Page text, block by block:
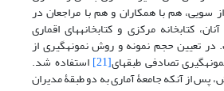
سویی، هم با همکاران و هم با مراجعان در
کتابخانه مرکزی و کتابخانه­های اقماری
تعیین حجم نمونه و روش نمونه­گیری از
تصادفی طبقه­ای[21] استفاده شد.
پس از آنکه جامعۀ آماری به دو طبقۀ مدیران